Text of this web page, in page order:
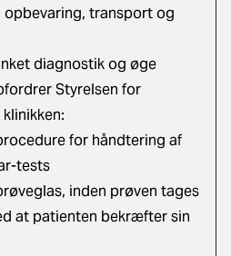
transport og
diagnostik og øge
Styrelsen for
for håndtering af
tests
inden prøven tages
at patienten bekræfter sin